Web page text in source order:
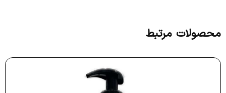
محصولات مرتبط